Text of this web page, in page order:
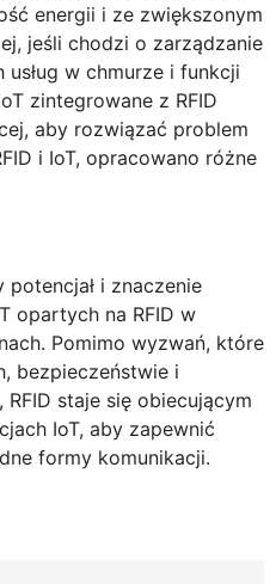
energii i ze zwiększonym
jeśli chodzi o zarządzanie
w chmurze i funkcji
zintegrowane z RFID
aby rozwiązać problem
i IoT, opracowano różne
i znaczenie
opartych na RFID w
Pomimo wyzwań, które
bezpieczeństwie i
staje się obiecującym
IoT, aby zapewnić
formy komunikacji.